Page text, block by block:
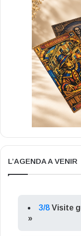
L’AGENDA A VENIR
3/8 Visite
»